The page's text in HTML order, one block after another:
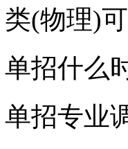
类(物理)
单招什么
单招专业